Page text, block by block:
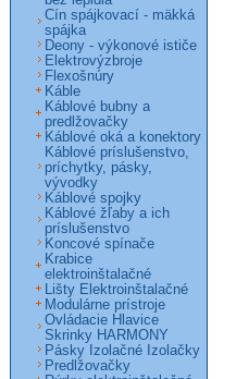
Cín spájkovací - mäkká
spájka
Deony - výkonové ističe
Elektrovýzbroje
Flexošnúry
Káble
Káblové bubny a
predlžovačky
Káblové oká a konektory
Káblové príslušenstvo,
príchytky, pásky,
vývodky
Káblové spojky
Káblové žľaby a ich
príslušenstvo
Koncové spínače
Krabice
elektroinštalačné
Lišty Elektroinštalačné
Modulárne prístroje
Ovládacie Hlavice
Skrinky HARMONY
Pásky Izolačné Izolačky
Predlžovačky